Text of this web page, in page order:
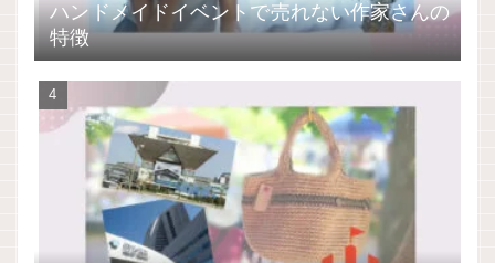
ハンドメイドイベントで売れない作家さんの
特徴